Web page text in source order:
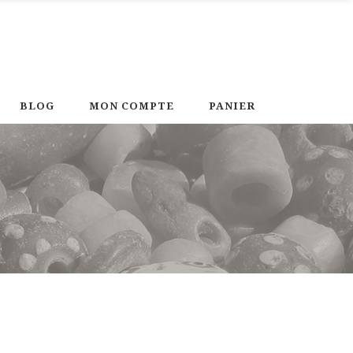
BLOG MON COMPTE PANIER